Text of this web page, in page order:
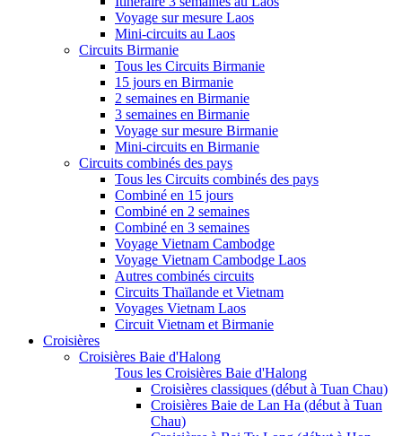
Voyage sur mesure Laos
Mini-circuits au Laos
Circuits Birmanie
Tous les Circuits Birmanie
15 jours en Birmanie
2 semaines en Birmanie
3 semaines en Birmanie
Voyage sur mesure Birmanie
Mini-circuits en Birmanie
Circuits combinés des pays
Tous les Circuits combinés des pays
Combiné en 15 jours
Combiné en 2 semaines
Combiné en 3 semaines
Voyage Vietnam Cambodge
Voyage Vietnam Cambodge Laos
Autres combinés circuits
Circuits Thaïlande et Vietnam
Voyages Vietnam Laos
Circuit Vietnam et Birmanie
Croisières
Croisières Baie d'Halong
Tous les Croisières Baie d'Halong
Croisières classiques (début à Tuan Chau)
Croisières Baie de Lan Ha (début à Tuan
Chau)